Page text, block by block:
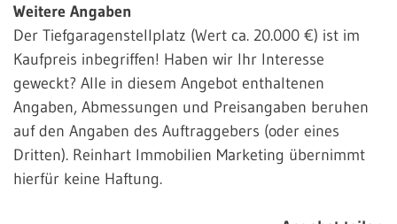
Weitere Angaben
Der Tiefgaragenstellplatz (Wert ca. 20.000 €) ist im
Kaufpreis inbegriffen! Haben wir Ihr Interesse
geweckt? Alle in diesem Angebot enthaltenen
Angaben, Abmessungen und Preisangaben beruhen
auf den Angaben des Auftraggebers (oder eines
Dritten). Reinhart Immobilien Marketing übernimmt
hierfür keine Haftung.